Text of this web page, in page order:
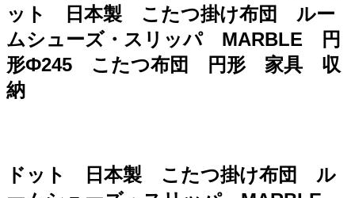
ット 日本製 こたつ掛け布団 ルー
ムシューズ・スリッパ MARBLE 円
形Ф245 こたつ布団 円形 家具 収
納
ドット 日本製 こたつ掛け布団 ル